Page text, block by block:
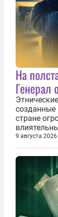
На
Генерал
созданные
стране
этой сети
нечто еще
9 августа 2026